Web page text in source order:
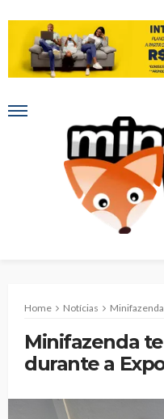
Home Notícias Minifazenda
Minifazenda
durante a